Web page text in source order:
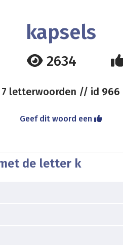
kapsels
2634
7 letterwoorden // id 966
Geef dit woord een
de letter k